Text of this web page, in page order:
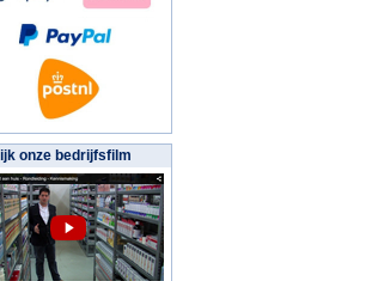
onze bedrijfsfilm